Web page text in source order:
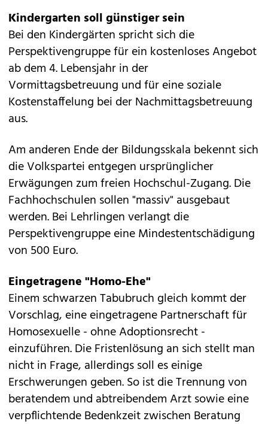
Kindergarten soll günstiger sein
Bei den Kindergärten spricht sich die
Perspektivengruppe für ein kostenloses Angebot
ab dem 4. Lebensjahr in der
Vormittagsbetreuung und für eine soziale
Kostenstaffelung bei der Nachmittagsbetreuung
aus.
Am anderen Ende der Bildungsskala bekennt sich
die Volkspartei entgegen ursprünglicher
Erwägungen zum freien Hochschul-Zugang. Die
Fachhochschulen sollen "massiv" ausgebaut
werden. Bei Lehrlingen verlangt die
Perspektivengruppe eine Mindestentschädigung
von 500 Euro.
Eingetragene "Homo-Ehe"
Einem schwarzen Tabubruch gleich kommt der
Vorschlag, eine eingetragene Partnerschaft für
Homosexuelle - ohne Adoptionsrecht -
einzuführen. Die Fristenlösung an sich stellt man
nicht in Frage, allerdings soll es einige
Erschwerungen geben. So ist die Trennung von
beratendem und abtreibendem Arzt sowie eine
verpflichtende Bedenkzeit zwischen Beratung